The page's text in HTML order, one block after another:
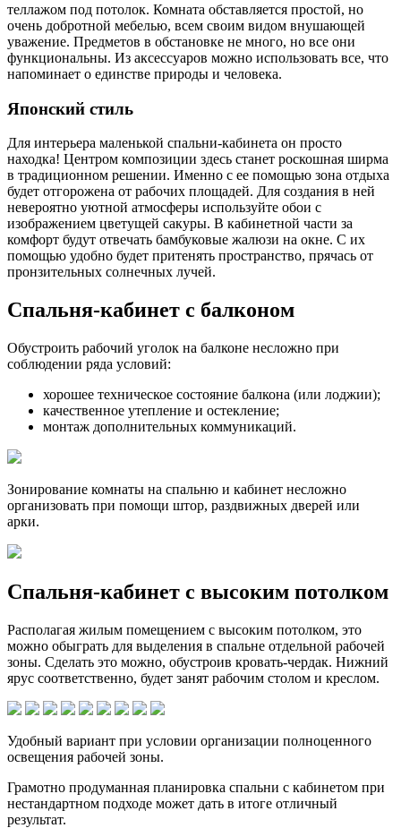
теллажом под потолок. Комната обставляется простой, но
очень добротной мебелью, всем своим видом внушающей
уважение. Предметов в обстановке не много, но все они
функциональны. Из аксессуаров можно использовать все, что
напоминает о единстве природы и человека.
Японский стиль
Для интерьера маленькой спальни-кабинета он просто
находка! Центром композиции здесь станет роскошная ширма
в традиционном решении. Именно с ее помощью зона отдыха
будет отгорожена от рабочих площадей. Для создания в ней
невероятно уютной атмосферы используйте обои с
изображением цветущей сакуры. В кабинетной части за
комфорт будут отвечать бамбуковые жалюзи на окне. С их
помощью удобно будет притенять пространство, прячась от
пронзительных солнечных лучей.
Спальня-кабинет с балконом
Обустроить рабочий уголок на балконе несложно при
соблюдении ряда условий:
хорошее техническое состояние балкона (или лоджии);
качественное утепление и остекление;
монтаж дополнительных коммуникаций.
Зонирование комнаты на спальню и кабинет несложно
организовать при помощи штор, раздвижных дверей или
арки.
Спальня-кабинет с высоким потолком
Располагая жилым помещением с высоким потолком, это
можно обыграть для выделения в спальне отдельной рабочей
зоны. Сделать это можно, обустроив кровать-чердак. Нижний
ярус соответственно, будет занят рабочим столом и креслом.
Удобный вариант при условии организации полноценного
освещения рабочей зоны.
Грамотно продуманная планировка спальни с кабинетом при
нестандартном подходе может дать в итоге отличный
результат.